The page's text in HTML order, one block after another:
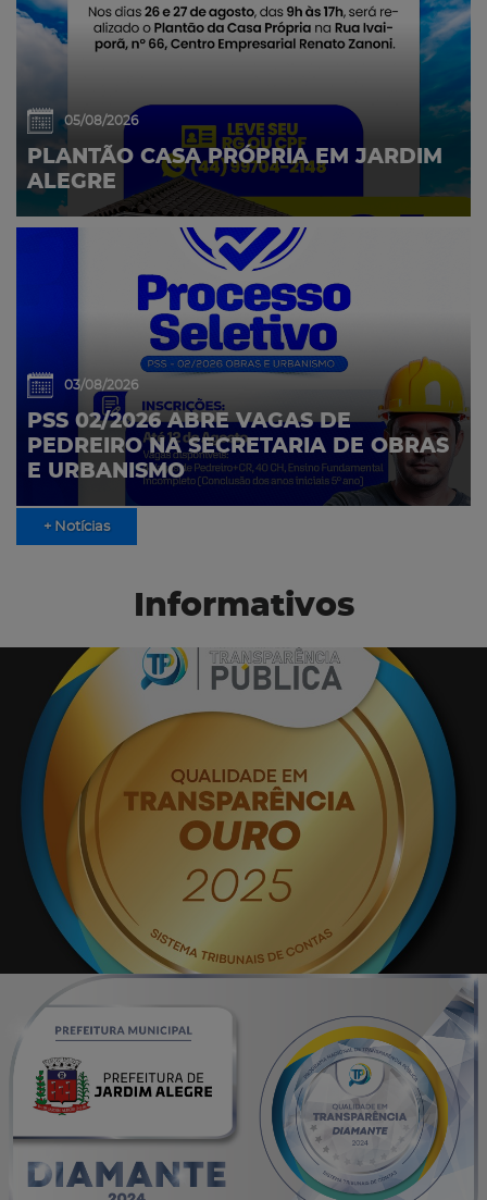
05/08/2026
PLANTÃO CASA PRÓPRIA EM JARDIM
ALEGRE
03/08/2026
PSS 02/2026 ABRE VAGAS DE
PEDREIRO NA SECRETARIA DE OBRAS
E URBANISMO
+ Notícias
Informativos